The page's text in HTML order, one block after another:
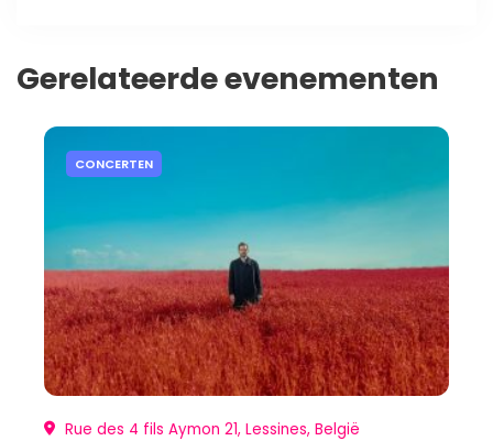
Gerelateerde evenementen
CONCERTEN
Rue des 4 fils Aymon 21, Lessines, België